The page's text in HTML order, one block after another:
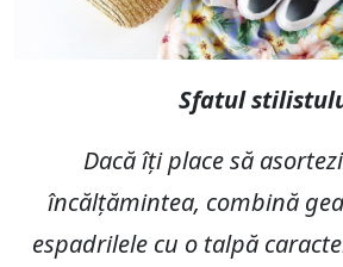
Sfatul
Dacă îți place să
încălțămintea, combină
espadrilele cu o talpă